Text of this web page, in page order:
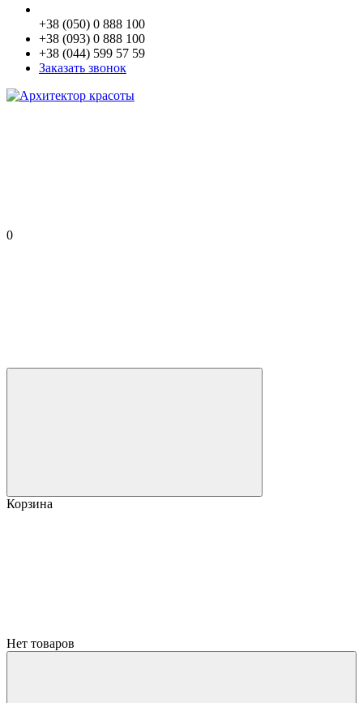
+38 (050) 0 888 100
+38 (093) 0 888 100
+38 (044) 599 57 59
Заказать звонок
0
Корзина
Нет товаров